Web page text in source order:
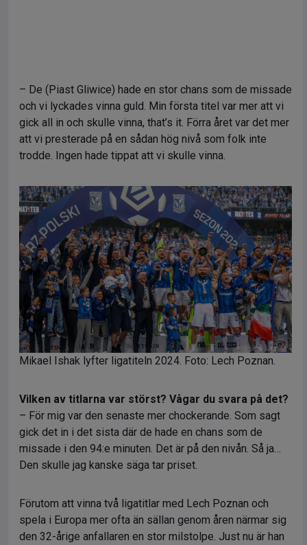
– De (Piast Gliwice) hade en stor chans som de missade
och vi lyckades vinna guld. Min första titel var mer att vi
gick all in och skulle vinna, that’s it. Förra året var det mer
att vi presterade på en sådan hög nivå som folk inte
trodde. Ingen hade tippat att vi skulle vinna.
Mikael Ishak lyfter ligatiteln 2024. Foto: Lech Poznan.
Vilken av titlarna var störst? Vågar du svara på det?
– För mig var den senaste mer chockerande. Som sagt
gick det in i det sista där de hade en chans som de
missade i den 94:e minuten. Det är på den nivån. Så ja…
Den skulle jag kanske säga tar priset.
Förutom att vinna två ligatitlar med Lech Poznan och
spela i Europa mer ofta än sällan genom åren närmar sig
den 32-årige anfallaren en stor milstolpe. Just nu är han